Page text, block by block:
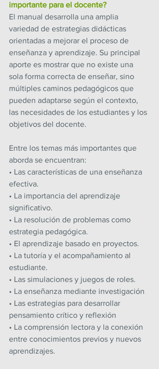
importante para el docente?
El manual desarrolla una amplia
variedad de estrategias didácticas
orientadas a mejorar el proceso de
enseñanza y aprendizaje. Su principal
aporte es mostrar que no existe una
sola forma correcta de enseñar, sino
múltiples caminos pedagógicos que
pueden adaptarse según el contexto,
las necesidades de los estudiantes y los
objetivos del docente.
Entre los temas más importantes que
aborda se encuentran:
• Las características de una enseñanza
efectiva.
• La importancia del aprendizaje
significativo.
• La resolución de problemas como
estrategia pedagógica.
• El aprendizaje basado en proyectos.
• La tutoría y el acompañamiento al
estudiante.
• Las simulaciones y juegos de roles.
• La enseñanza mediante investigación
• Las estrategias para desarrollar
pensamiento crítico y reflexión
• La comprensión lectora y la conexión
entre conocimientos previos y nuevos
aprendizajes.